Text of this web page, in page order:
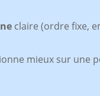
claire (ordre fixe,
mieux sur une